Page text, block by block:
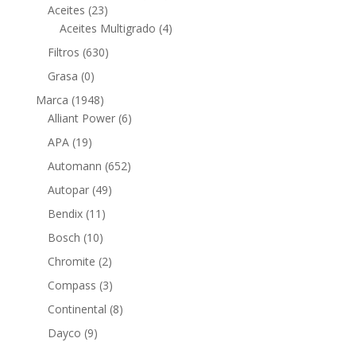
Aceites 2323
productos
Aceites Multigrado 44
Filtros 630630
Grasa 00
productos
Marca 19481948
productos
Alliant Power 66
APA 1919
productos
Automann 652652
Autopar 4949
Bendix 11 11
productos
Bosch 1010
productos
Chromite 22
productos
Compass 33
productos
Continental 88
Dayco 99